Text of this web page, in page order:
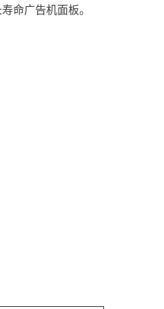
命广告机面板。